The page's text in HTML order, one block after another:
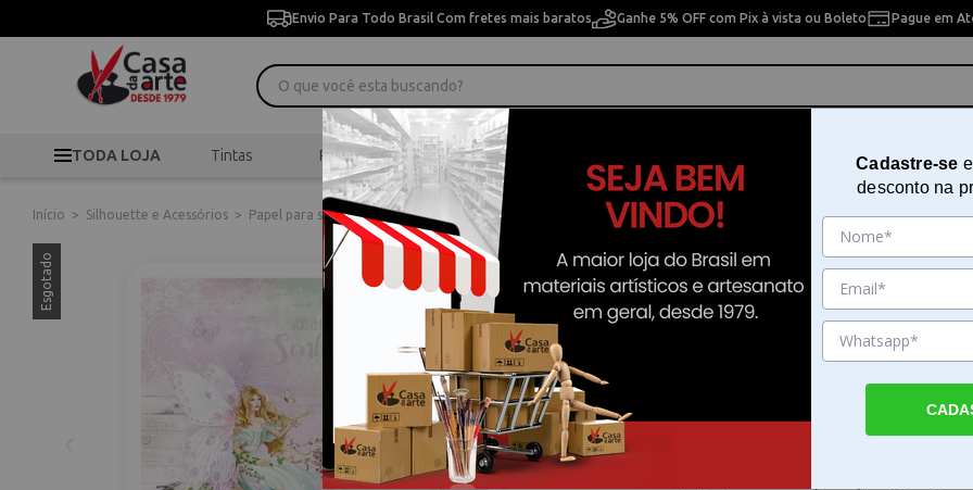
Envio Para Todo Brasil Com fretes mais baratos Ganhe 5% OFF com Pix à vista ou Boleto Pague em
TODA LOJA Tintas Pincéis Desenho Pintura
Início > Silhouette e Acessórios > Papel para scrapbook Dupla Face Litoarte Fada Adulta 30,5x30,5 cm - SD-1024
Esgotado
Papel para scrapbook Dupla
Fada Adulta 30,5x30,5 cm - SD-
Papel para scrapbook Dupla Face Litoarte
Cadastre-se
desconto na